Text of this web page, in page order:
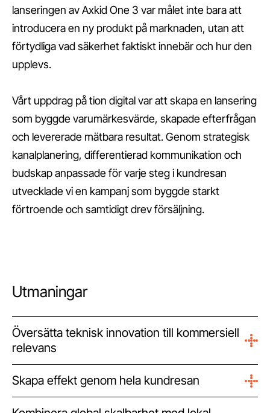
lanseringen av Axkid One 3 var målet inte bara att
introducera en ny produkt på marknaden, utan att
förtydliga vad säkerhet faktiskt innebär och hur den
upplevs.
Vårt uppdrag på tion digital var att skapa en lansering
som byggde varumärkesvärde, skapade efterfrågan
och levererade mätbara resultat. Genom strategisk
kanalplanering, differentierad kommunikation och
budskap anpassade för varje steg i kundresan
utvecklade vi en kampanj som byggde starkt
förtroende och samtidigt drev försäljning.
Utmaningar
Översätta teknisk innovation till kommersiell
relevans
Axkid One 3 är en premium-bilbarnstol med avancerade
tekniska egenskaper och ett tydligt säkerhetslöfte.
Utmaningen var att omvandla produktens styrkor till
Skapa effekt genom hela kundresan